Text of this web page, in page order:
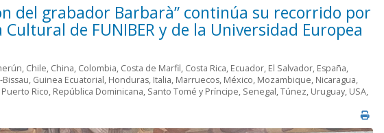
del grabador Barbarà” continúa su recorrido por
de FUNIBER y de la Universidad Europea
, Chile, China, Colombia, Costa de Marfil, Costa Rica, Ecuador, El Salvador, España,
, Guinea Ecuatorial, Honduras, Italia, Marruecos, México, Mozambique, Nicaragua,
Puerto Rico, República Dominicana, Santo Tomé y Príncipe, Senegal,Túnez, Uruguay, USA,